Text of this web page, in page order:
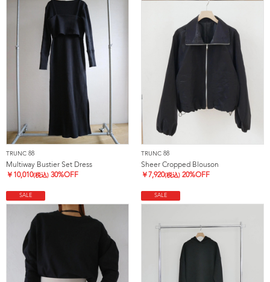
TRUNC 88
Multiway Bustier Set Dress
￥ 10,010(税込) 30%OFF
TRUNC 88
Sheer Cropped Blouson
￥ 7,920(税込) 20%OFF
SALE SALE